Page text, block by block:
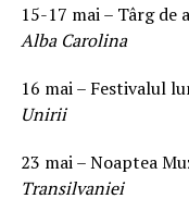
15-17 mai – Târg de
Alba Carolina
16 mai – Festivalul
Unirii
23 mai – Noaptea
Transilvaniei